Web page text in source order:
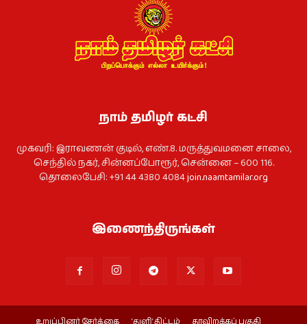
நாம் தமிழர் கட்சி
முகவரி: இராவணன் குடில், எண்.8. மருத்துவமனை சாலை,
செந்தில் நகர், சின்னப்போரூர், சென்னை – 600 116.
தொலைபேசி: +91 44 4380 4084join.naamtamilar.org
இணைந்திருங்கள்